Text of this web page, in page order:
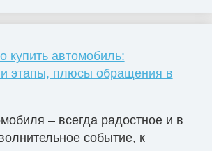
купить автомобиль:
и этапы, плюсы обращения в
– всегда радостное и в
событие, к